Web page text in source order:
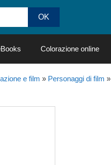
Colorazione online
e film » Personaggi di film »